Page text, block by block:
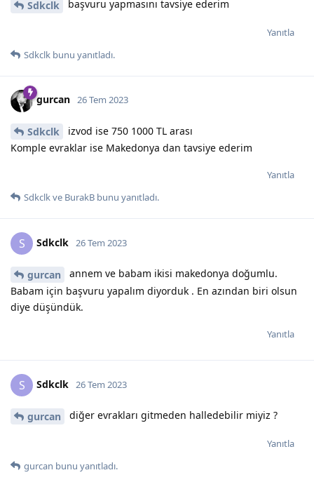
Sdkclk başvuru yapmasını tavsiye ederim
Yanıtla
Sdkclk bunu yanıtladı.
gurcan 26 Tem 2023
Sdkclk
izvod ise 750 1000 TL arası
Komple evraklar ise Makedonya dan tavsiye ederim
Yanıtla
Sdkclkve BurakB bunu yanıtladı.
S Sdkclk 26 Tem 2023
gurcan
annem ve babam ikisi makedonya doğumlu.
Babam için başvuru yapalım diyorduk . En azından biri olsun
diye düşündük.
Yanıtla
S Sdkclk 26 Tem 2023
gurcan diğer evrakları gitmeden halledebilir miyiz ?
Yanıtla
gurcan bunu yanıtladı.